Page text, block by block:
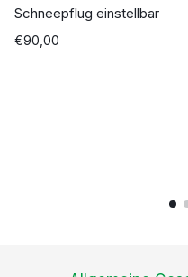
Schneepflug einstellbar
€90,00